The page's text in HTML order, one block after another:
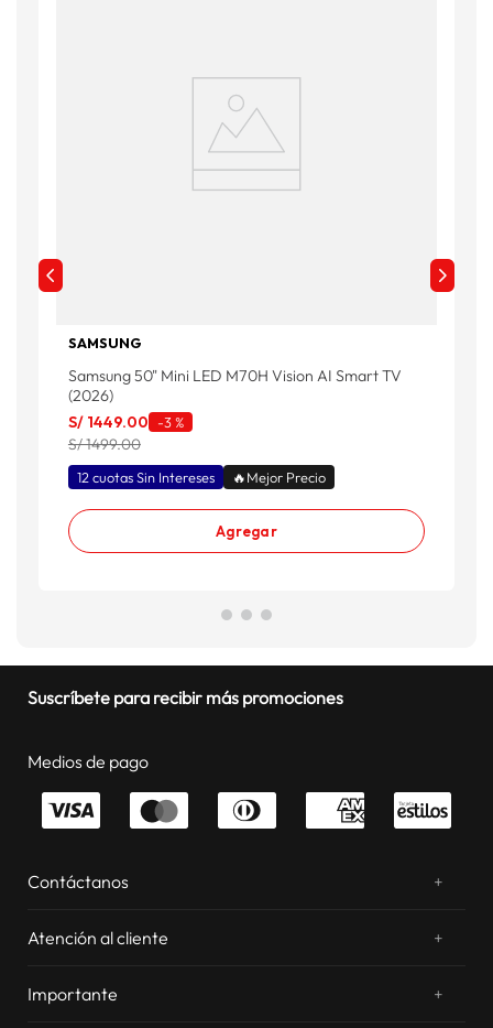
SAMSUNG
Samsung 50" Mini LED M70H Vision AI Smart TV
(2026)
S/ 1449.00 -3 %
S/ 1499.00
12 cuotas Sin Intereses 🔥Mejor Precio
Agregar
Suscríbete para recibir más promociones
Medios de pago
Contáctanos +
Atención al cliente
+
Cambios y devoluciones
Importante
+